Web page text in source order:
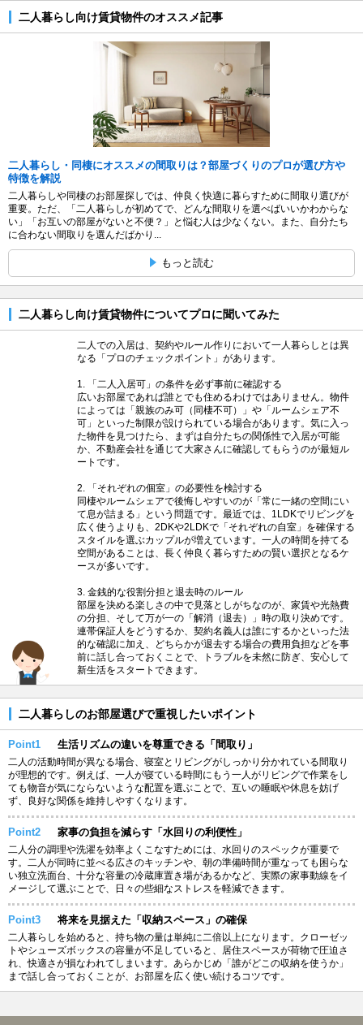
二人暮らし向け賃貸物件のオススメ記事
二人暮らし・同棲にオススメの間取りは？部屋づくりのプロが選び方や
特徴を解説
二人暮らしや同棲のお部屋探しでは、仲良く快適に暮らすために間取り選びが
重要。ただ、「二人暮らしが初めてで、どんな間取りを選べばいいかわからな
い」「お互いの部屋がないと不便？」と悩む人は少なくない。また、自分たち
に合わない間取りを選んだばかり...
もっと読む
二人暮らし向け賃貸物件についてプロに聞いてみた
二人での入居は、契約やルール作りにおいて一人暮らしとは異
なる「プロのチェックポイント」があります。
1. 「二人入居可」の条件を必ず事前に確認する
広いお部屋であれば誰とでも住めるわけではありません。物件
によっては「親族のみ可（同棲不可）」や「ルームシェア不
可」といった制限が設けられている場合があります。気に入っ
た物件を見つけたら、まずは自分たちの関係性で入居が可能
か、不動産会社を通じて大家さんに確認してもらうのが最短ル
ートです。
2. 「それぞれの個室」の必要性を検討する
同棲やルームシェアで後悔しやすいのが「常に一緒の空間にい
て息が詰まる」という問題です。最近では、1LDKでリビングを
広く使うよりも、2DKや2LDKで「それぞれの自室」を確保する
スタイルを選ぶカップルが増えています。一人の時間を持てる
空間があることは、長く仲良く暮らすための賢い選択となるケ
ースが多いです。
3. 金銭的な役割分担と退去時のルール
部屋を決める楽しさの中で見落としがちなのが、家賃や光熱費
の分担、そして万が一の「解消（退去）」時の取り決めです。
連帯保証人をどうするか、契約名義人は誰にするかといった法
的な確認に加え、どちらかが退去する場合の費用負担などを事
前に話し合っておくことで、トラブルを未然に防ぎ、安心して
新生活をスタートできます。
二人暮らしのお部屋選びで重視したいポイント
Point1 生活リズムの違いを尊重できる「間取り」
二人の活動時間が異なる場合、寝室とリビングがしっかり分かれている間取り
が理想的です。例えば、一人が寝ている時間にもう一人がリビングで作業をし
ても物音が気にならないような配置を選ぶことで、互いの睡眠や休息を妨げ
ず、良好な関係を維持しやすくなります。
Point2 家事の負担を減らす「水回りの利便性」
二人分の調理や洗濯を効率よくこなすためには、水回りのスペックが重要で
す。二人が同時に並べる広さのキッチンや、朝の準備時間が重なっても困らな
い独立洗面台、十分な容量の冷蔵庫置き場があるかなど、実際の家事動線をイ
メージして選ぶことで、日々の些細なストレスを軽減できます。
Point3 将来を見据えた「収納スペース」の確保
二人暮らしを始めると、持ち物の量は単純に二倍以上になります。クローゼッ
トやシューズボックスの容量が不足していると、居住スペースが荷物で圧迫さ
れ、快適さが損なわれてしまいます。あらかじめ「誰がどこの収納を使うか」
まで話し合っておくことが、お部屋を広く使い続けるコツです。